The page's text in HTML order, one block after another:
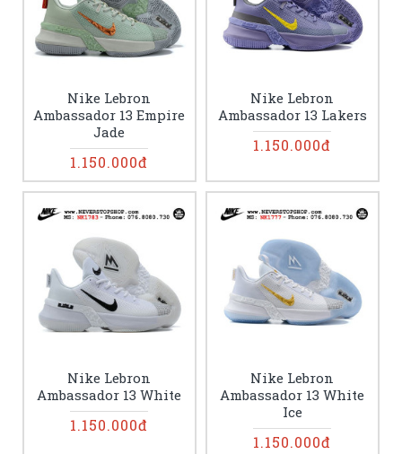
Nike Lebron
Ambassador 13 Empire
Jade
1.150.000đ
Nike Lebron
Ambassador 13 Lakers
1.150.000đ
Nike Lebron
Ambassador 13 White
1.150.000đ
Nike Lebron
Ambassador 13 White
Ice
1.150.000đ